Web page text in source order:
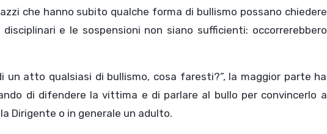
che hanno subito qualche forma di bullismo possano chiedere
e le sospensioni non siano sufficienti: occorrerebbero
un atto qualsiasi di bullismo, cosa faresti?”, la maggior parte ha
di difendere la vittima e di parlare al bullo per convincerlo a
Dirigente o in generale un adulto.